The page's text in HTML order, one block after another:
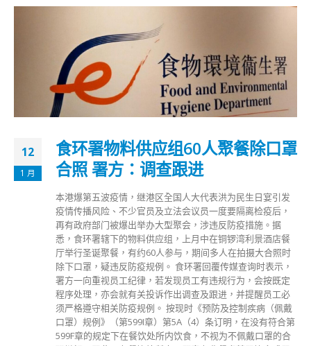
12
1 月
食环署物料供应组60人聚餐除口罩
合照 署方：调查跟进
本港爆第五波疫情，继港区全国人大代表洪为民生日宴引发
疫情传播风险、不少官员及立法会议员一度要隔离检疫后，
再有政府部门被爆出举办大型聚会，涉违反防疫措施。据
悉，食环署辖下的物料供应组，上月中在铜锣湾利景酒店餐
厅举行圣诞聚餐，有约60人参与，期间多人在拍摄大合照时
除下口罩，疑违反防疫规例。 食环署回覆传媒查询时表示，
署方一向重视员工纪律，若发现员工有违规行为，会按既定
程序处理，亦会就有关投诉作出调查及跟进，并提醒员工必
须严格遵守相关防疫规例。 按现时《预防及控制疾病（佩戴
口罩）规例》（第599I章）第5A（4）条订明，在没有符合第
599F章的规定下在餐饮处所内饮食，不视为不佩戴口罩的合